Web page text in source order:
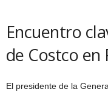
Encuentro
de Costco en
El presidente de la